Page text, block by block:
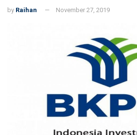
by Raihan November 27, 2019